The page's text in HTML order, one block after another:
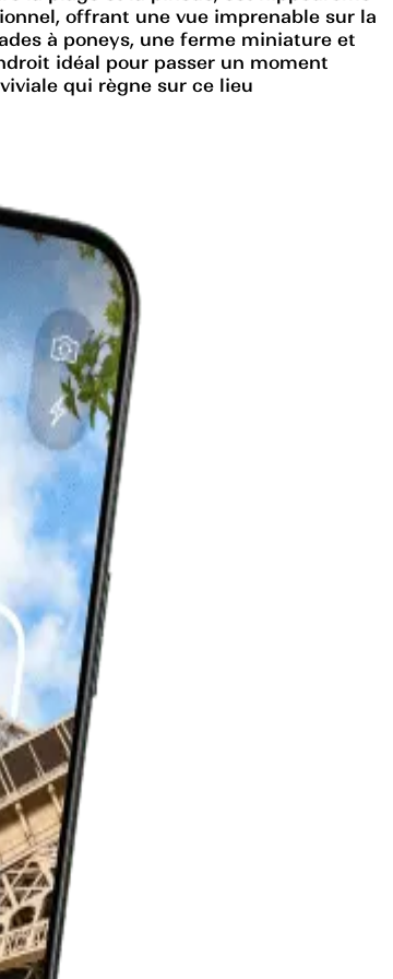
offrant une vue imprenable sur la
à poneys, une ferme miniature et
idéal pour passer un moment
qui règne sur ce lieu